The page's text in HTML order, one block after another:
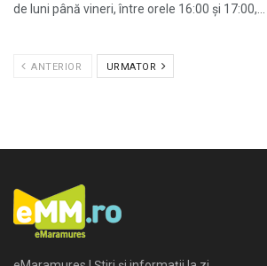
de luni până vineri, între orele 16:00 și 17:00,...
ANTERIOR URMATOR